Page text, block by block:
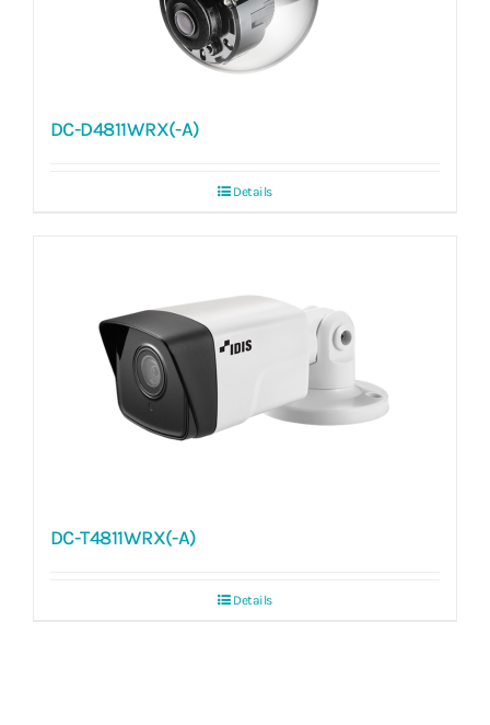
DC-D4811WRX(-A)
Details
DC-T4811WRX(-A)
Details